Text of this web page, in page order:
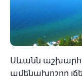
Սևանն
ամենախոշոր